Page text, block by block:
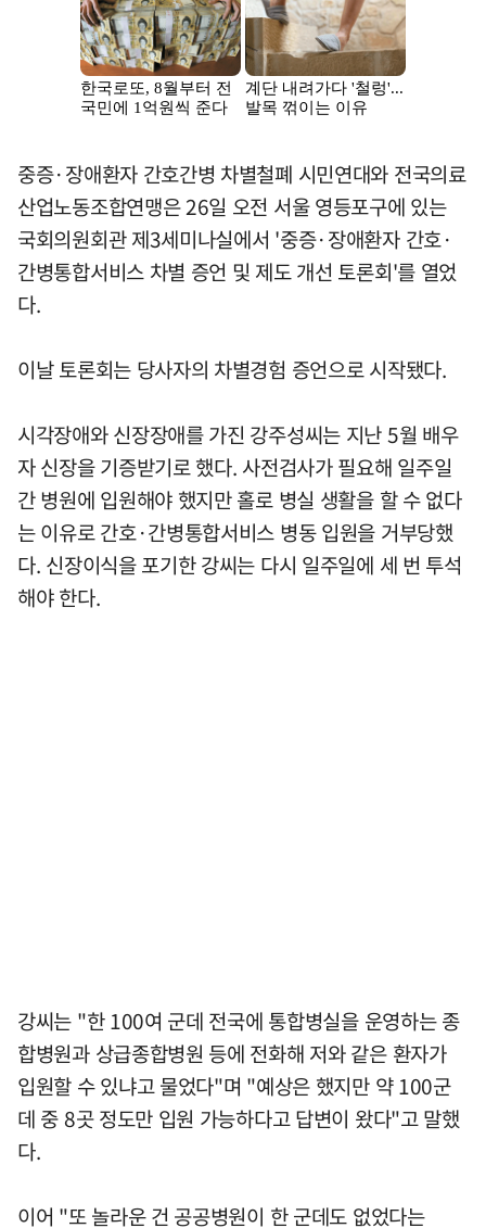
중증·장애환자 간호간병 차별철폐 시민연대와 전국의료
산업노동조합연맹은 26일 오전 서울 영등포구에 있는
국회의원회관 제3세미나실에서 '중증·장애환자 간호·
간병통합서비스 차별 증언 및 제도 개선 토론회'를 열었
다.
이날 토론회는 당사자의 차별경험 증언으로 시작됐다.
시각장애와 신장장애를 가진 강주성씨는 지난 5월 배우
자 신장을 기증받기로 했다. 사전검사가 필요해 일주일
간 병원에 입원해야 했지만 홀로 병실 생활을 할 수 없다
는 이유로 간호·간병통합서비스 병동 입원을 거부당했
다. 신장이식을 포기한 강씨는 다시 일주일에 세 번 투석
해야 한다.
강씨는 "한 100여 군데 전국에 통합병실을 운영하는 종
합병원과 상급종합병원 등에 전화해 저와 같은 환자가
입원할 수 있냐고 물었다"며 "예상은 했지만 약 100군
데 중 8곳 정도만 입원 가능하다고 답변이 왔다"고 말했
다.
이어 "또 놀라운 건 공공병원이 한 군데도 없었다는